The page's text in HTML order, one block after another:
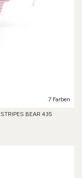
7 Farben
BEAR 435